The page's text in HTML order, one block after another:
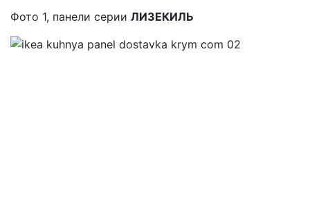
Фото 1, панели серии ЛИЗЕКИЛЬ